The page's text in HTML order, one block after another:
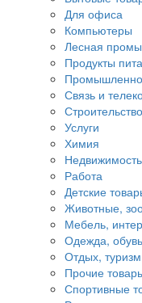
Для офиса
Компьютеры
Лесная
Продукты
Связь и
Строительство
Услуги
Химия
Недвижимость
Работа
Детские
Животные,
Мебель,
Одежда,
Отдых, туризм
Прочие
Спортивные